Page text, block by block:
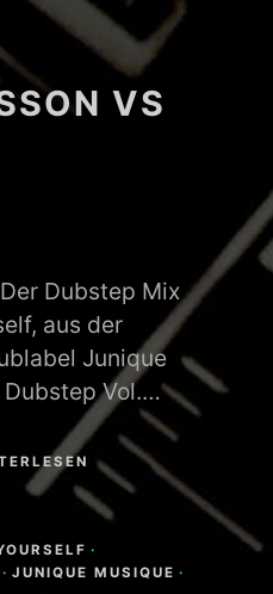
VS
Dubstep Mix
aus der
Junique
Vol.…
·
· JUNIQUE MUSIQUE ·